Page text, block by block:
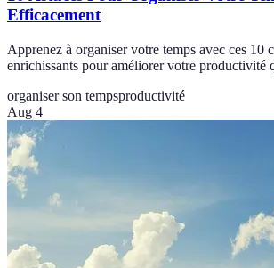
Efficacement
Apprenez à organiser votre temps avec ces 10
enrichissants pour améliorer votre productivité
organiser son tempsproductivité
Aug 4